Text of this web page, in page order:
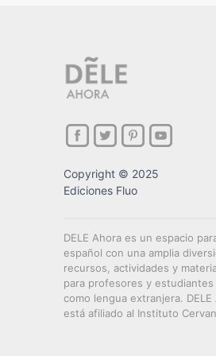
Copyright © 2025
Ediciones Fluo
DELE Ahora es un espacio
español con una amplia
recursos, actividades y
para profesores y estudiantes
como lengua extranjera. DELE
está afiliado al Instituto